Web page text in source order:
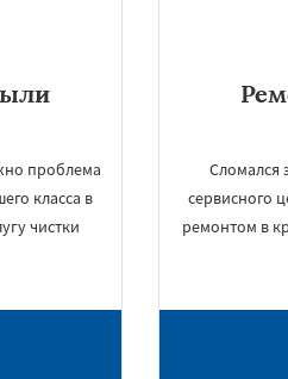
проблема
класса в
чистки
Сломался
сервисного
ремонтом в